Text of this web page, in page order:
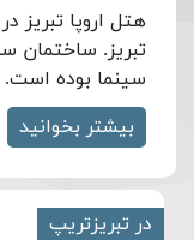
تبریز. ساختمان
سینما بوده است.
بیشتر بخوانید
در تبریزتریپ